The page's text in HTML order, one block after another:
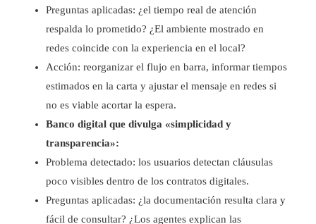
Preguntas aplicadas: ¿el tiempo real de atención
respalda lo prometido? ¿El ambiente mostrado en
redes coincide con la experiencia en el local?
Acción: reorganizar el flujo en barra, informar tiempos
estimados en la carta y ajustar el mensaje en redes si
no es viable acortar la espera.
Banco digital que divulga «simplicidad y
transparencia»:
Problema detectado: los usuarios detectan cláusulas
poco visibles dentro de los contratos digitales.
Preguntas aplicadas: ¿la documentación resulta clara y
fácil de consultar? ¿Los agentes explican las